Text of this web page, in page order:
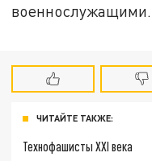
военнослужащими.
ЧИТАЙТЕ ТАКЖЕ:
Технофашисты XXI века